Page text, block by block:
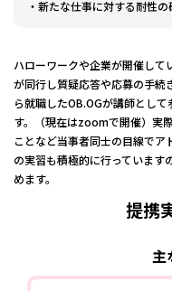
・新たな仕事に対する耐性の
ハローワークや企業が開催して
が同行し質疑応答や応募の手続
ら就職したOB.OGが講師とし
す。（現在はzoomで開催）実
ことなど当事者同士の目線で
の実習も積極的に行っています
めます。
提携
主